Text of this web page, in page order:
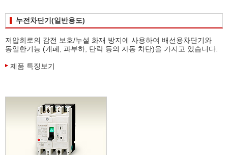
누전차단기(일반용도)
저압회로의 감전 보호/누설 화재 방지에 사용하여 배선용차단기와
동일한기능 (개폐, 과부하, 단락 등의 자동 차단)을 가지고 있습니다.
제품 특징보기